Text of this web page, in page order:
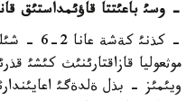
- وسئ باعئتتا قاؤئمداستئق
- كذنئ
موثعوليا قازاقتارئنئث كئشئ
ويئمئز - بذل ةلدةگئ